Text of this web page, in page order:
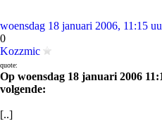
woensdag 18 januari 2006, 11:15
0
Kozzmic
quote:
Op woensdag 18 januari 2006
volgende:
[..]